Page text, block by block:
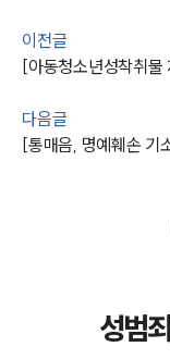
이전글
다음글
성범